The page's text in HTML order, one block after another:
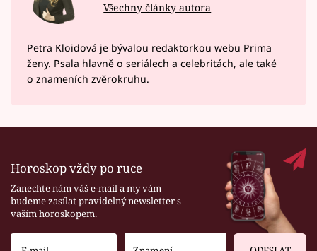
Všechny články autora
Petra Kloidová je bývalou redaktorkou webu Prima
ženy. Psala hlavně o seriálech a celebritách, ale také
o znameních zvěrokruhu.
Horoskop vždy po ruce
Zanechte nám váš e-mail a my vám
budeme zasílat pravidelný newsletter s
vaším horoskopem.